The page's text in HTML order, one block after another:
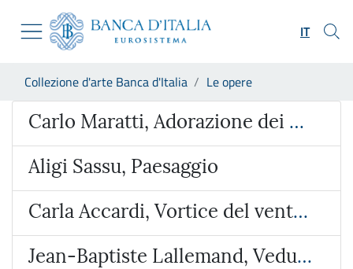
Skip to Main Content
Vai al sito istituzionale
Vai al menu di navigazione
Vai alla ricerca
Vai al footer
IT
Collezione d'arte Banca d'Italia Le opere
Opera
Carlo Maratti, Adorazione dei Magi
Aligi Sassu, Paesaggio
Carla Accardi, Vortice del vento verde
Jean-Baptiste Lallemand, Veduta ideata con l’Arco di Giano e San Giorgio al Velabro